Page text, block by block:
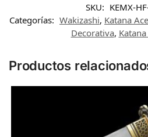
SKU: KEMX-
Categorías: Wakizashi, Katana
Decorativa,
Productos